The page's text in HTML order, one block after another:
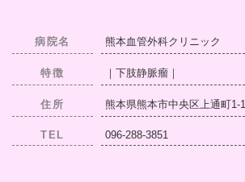
病院名 熊本血管外科クリニック
特徴 ｜下肢静脈瘤｜
住所 熊本県熊本市中央区上通町1-1
TEL 096-288-3851